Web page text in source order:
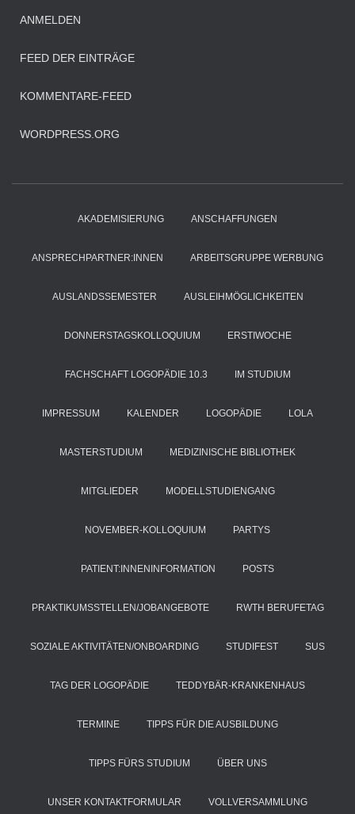
ANMELDEN
FEED DER EINTRÄGE
KOMMENTARE-FEED
WORDPRESS.ORG
AKADEMISIERUNG ANSCHAFFUNGEN
ANSPRECHPARTNER:INNEN ARBEITSGRUPPE WERBUNG
AUSLANDSSEMESTER AUSLEIHMÖGLICHKEITEN
DONNERSTAGSKOLLOQUIUM ERSTIWOCHE
FACHSCHAFT LOGOPÄDIE 10.3 IM STUDIUM
IMPRESSUM KALENDER LOGOPÄDIE LOLA
MASTERSTUDIUM MEDIZINISCHE BIBLIOTHEK
MITGLIEDER MODELLSTUDIENGANG
NOVEMBER-KOLLOQUIUM PARTYS
PATIENT:INNENINFORMATION POSTS
PRAKTIKUMSSTELLEN/JOBANGEBOTE RWTH BERUFETAG
SOZIALE AKTIVITÄTEN/ONBOARDING STUDIFEST SUS
TAG DER LOGOPÄDIE TEDDYBÄR-KRANKENHAUS
TERMINE TIPPS FÜR DIE AUSBILDUNG
TIPPS FÜRS STUDIUM ÜBER UNS
UNSER KONTAKTFORMULAR VOLLVERSAMMLUNG